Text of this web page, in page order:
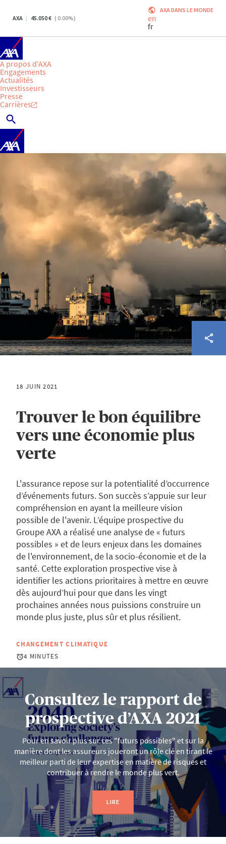
AXA 45.050 ( 0.00%)
AXA DANS LE MONDE
en
fr
A propos d'AXA
Engagements
Actualités
Investisseurs
Presse
Carrières
18 JUIN 2021
Trouver le bon équilibre
vers une économie plus
verte
L'assurance repose sur la potentialité d’occurrence
d’événements futurs. Son succès s’appuie sur leur
compréhension en ayant la meilleure vision
possible de l'avenir. L’équipe prospective du
Groupe AXA a réalisé une analyse de « futurs
possibles » et de leurs enjeux dans les domaines
de l'environnement, de la socio-économie et de la
santé. Cette exploration prospective vise à
identifier les actions prioritaires à mettre en œuvre
dès aujourd’hui pour que dans les vingt
prochaines années nous puissions construire un
monde plus juste, plus sûr et plus résilient.
CHANGEMENT CLIMATIQUE
4 MINUTES
Consultez le rapport de
prospective d’AXA 2021
Pour en savoir plus sur ces "futurs possibles" et sur la
manière dont les assureurs joueront un rôle clé en tirant le
meilleur parti de leur expertise en matière de risques et
contribuer à rendre le monde plus vert.
LIRE